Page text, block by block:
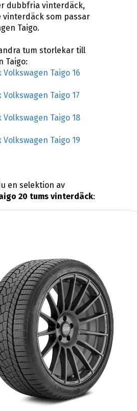
dubbfria vinterdäck,
vinterdäck som passar
Taigo.
tum storlekar till
Taigo:
Taigo 16
Taigo 17
Taigo 18
Taigo 19
en selektion av
20 tums vinterdäck: